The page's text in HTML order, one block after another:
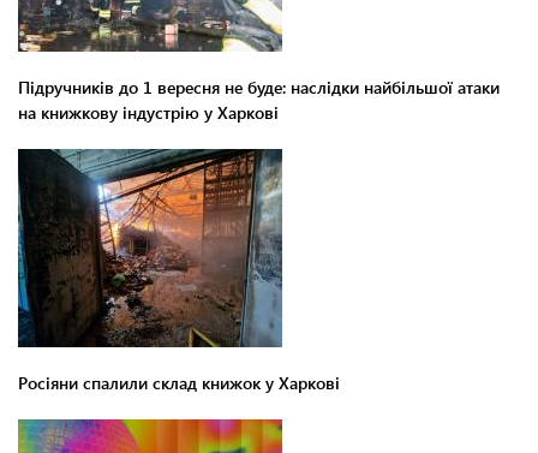
Підручників до 1 вересня не буде: наслідки найбільшої атаки
на книжкову індустрію у Харкові
Росіяни спалили склад книжок у Харкові